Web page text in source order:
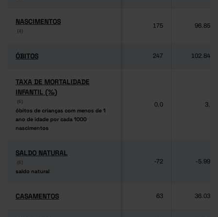
NASCIMENTOS
(4)
NASCIMENTOS
(4)
175 96.856
ÓBITOS
ÓBITOS 247 102.848
TAXA DE MORTALIDADE
INFANTIL (‰)
(6)
óbitos de crianças com menos de 1
ano de idade por cada 1000
nascimentos
TAXA DE MORTALIDADE
INFANTIL (‰)
(6)
óbitos de crianças com menos de 1
ano de idade por cada 1000
nascimentos
0,0 3,1
SALDO NATURAL
(6)
saldo natural
SALDO NATURAL
(6)
saldo natural
-72 -5.992
CASAMENTOS
CASAMENTOS 63 36.035